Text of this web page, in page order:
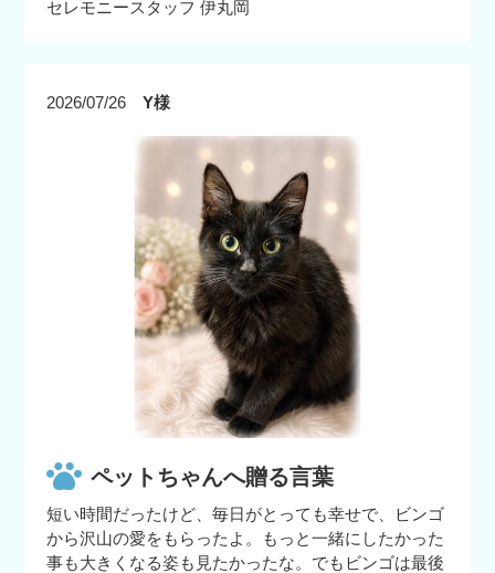
セレモニースタッフ 伊丸岡
2026/07/26 Y様
ペットちゃんへ贈る言葉
短い時間だったけど、毎日がとっても幸せで、ビンゴ
から沢山の愛をもらったよ。もっと一緒にしたかった
事も大きくなる姿も見たかったな。でもビンゴは最後